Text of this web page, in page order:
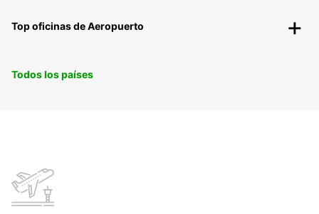
Top oficinas de Aeropuerto
Todos los países